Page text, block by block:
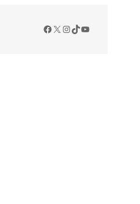
Facebook
X Instagram
TikTok
YouTube